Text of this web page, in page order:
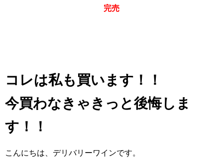
完売
コレは私も買います！！
今買わなきゃきっと後悔しま
す！！
こんにちは、デリバリーワインです。